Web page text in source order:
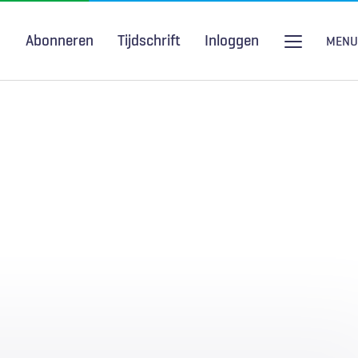
Abonneren Tijdschrift Inloggen MENU